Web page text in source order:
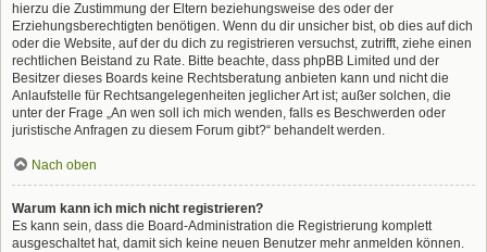
hierzu die Zustimmung der Eltern beziehungsweise des oder der
Erziehungsberechtigten benötigen. Wenn du dir unsicher bist, ob dies auf dich
oder die Website, auf der du dich zu registrieren versuchst, zutrifft, ziehe einen
rechtlichen Beistand zu Rate. Bitte beachte, dass phpBB Limited und der
Besitzer dieses Boards keine Rechtsberatung anbieten kann und nicht die
Anlaufstelle für Rechtsangelegenheiten jeglicher Art ist; außer solchen, die
unter der Frage „An wen soll ich mich wenden, falls es Beschwerden oder
juristische Anfragen zu diesem Forum gibt?“ behandelt werden.
Nach oben
Warum kann ich mich nicht registrieren?
Es kann sein, dass die Board-Administration die Registrierung komplett
ausgeschaltet hat, damit sich keine neuen Benutzer mehr anmelden können.